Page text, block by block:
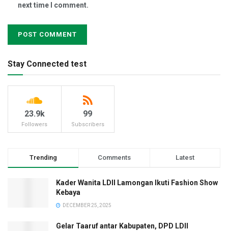
next time I comment.
Stay Connected test
23.9k
Followers
99
Subscribers
Trending Comments Latest
Kader Wanita LDII Lamongan Ikuti Fashion Show
Kebaya
DECEMBER 25, 2025
Gelar Taaruf antar Kabupaten, DPD LDII